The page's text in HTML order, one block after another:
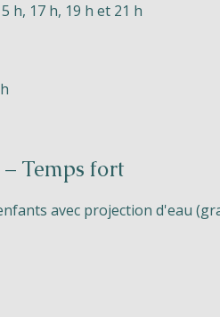
h, 17 h, 19 h et 21 h
Temps fort
avec projection d'eau